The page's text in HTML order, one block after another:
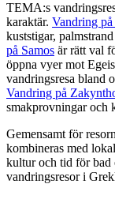
TEMA:s
karaktär. Vandring
kuststigar,
på Samos är rätt val
öppna vyer mot
vandringsresa bland
Vandring på
smakprovningar och
Gemensamt för
kombineras med
kultur och tid för
vandringsresor i